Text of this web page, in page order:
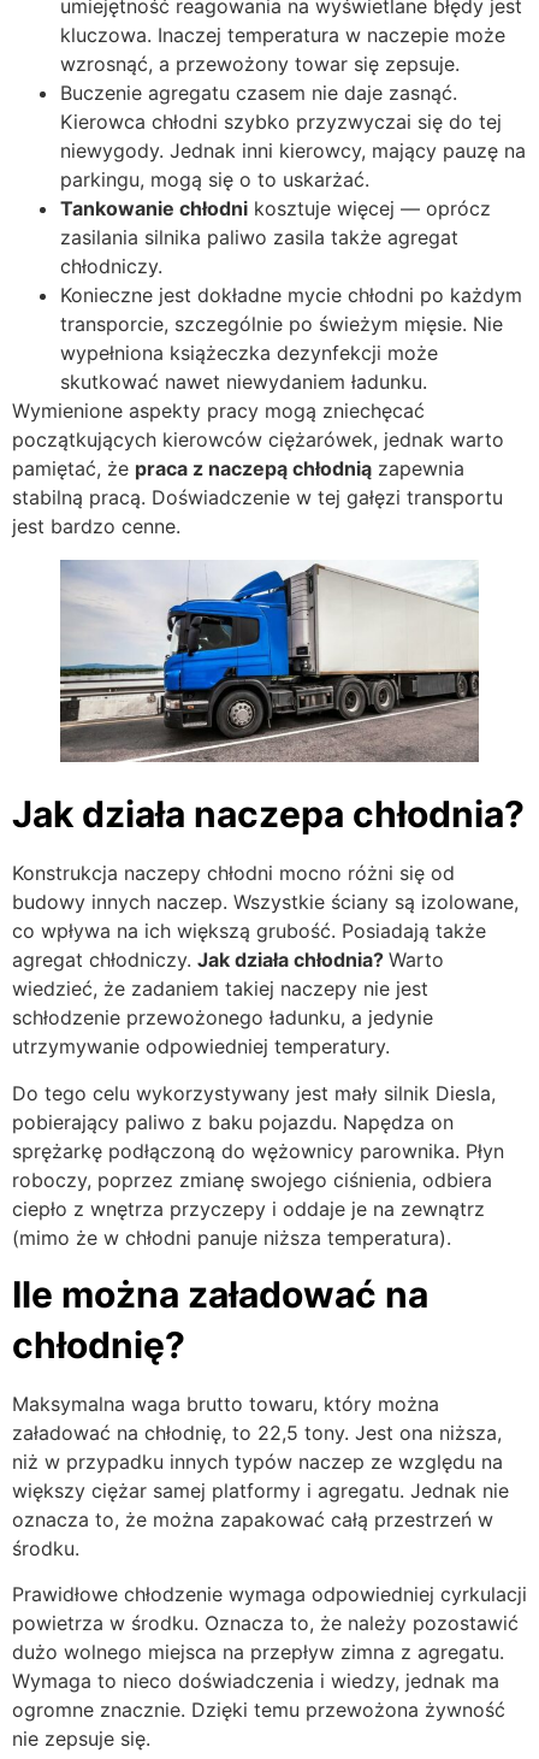
umiejętność reagowania na wyświetlane błędy jest
kluczowa. Inaczej temperatura w naczepie może
wzrosnąć, a przewożony towar się zepsuje.
Buczenie agregatu czasem nie daje zasnąć.
Kierowca chłodni szybko przyzwyczai się do tej
niewygody. Jednak inni kierowcy, mający pauzę na
parkingu, mogą się o to uskarżać.
Tankowanie chłodni kosztuje więcej — oprócz
zasilania silnika paliwo zasila także agregat
chłodniczy.
Konieczne jest dokładne mycie chłodni po każdym
transporcie, szczególnie po świeżym mięsie. Nie
wypełniona książeczka dezynfekcji może
skutkować nawet niewydaniem ładunku.
Wymienione aspekty pracy mogą zniechęcać
początkujących kierowców ciężarówek, jednak warto
pamiętać, że praca z naczepą chłodnią zapewnia
stabilną pracą. Doświadczenie w tej gałęzi transportu
jest bardzo cenne.
Jak działa naczepa chłodnia?
Konstrukcja naczepy chłodni mocno różni się od
budowy innych naczep. Wszystkie ściany są izolowane,
co wpływa na ich większą grubość. Posiadają także
agregat chłodniczy. Jak działa chłodnia? Warto
wiedzieć, że zadaniem takiej naczepy nie jest
schłodzenie przewożonego ładunku, a jedynie
utrzymywanie odpowiedniej temperatury.
Do tego celu wykorzystywany jest mały silnik Diesla,
pobierający paliwo z baku pojazdu. Napędza on
sprężarkę podłączoną do wężownicy parownika. Płyn
roboczy, poprzez zmianę swojego ciśnienia, odbiera
ciepło z wnętrza przyczepy i oddaje je na zewnątrz
(mimo że w chłodni panuje niższa temperatura).
Ile można załadować na
chłodnię?
Maksymalna waga brutto towaru, który można
załadować na chłodnię, to 22,5 tony. Jest ona niższa,
niż w przypadku innych typów naczep ze względu na
większy ciężar samej platformy i agregatu. Jednak nie
oznacza to, że można zapakować całą przestrzeń w
środku.
Prawidłowe chłodzenie wymaga odpowiedniej cyrkulacji
powietrza w środku. Oznacza to, że należy pozostawić
dużo wolnego miejsca na przepływ zimna z agregatu.
Wymaga to nieco doświadczenia i wiedzy, jednak ma
ogromne znacznie. Dzięki temu przewożona żywność
nie zepsuje się.